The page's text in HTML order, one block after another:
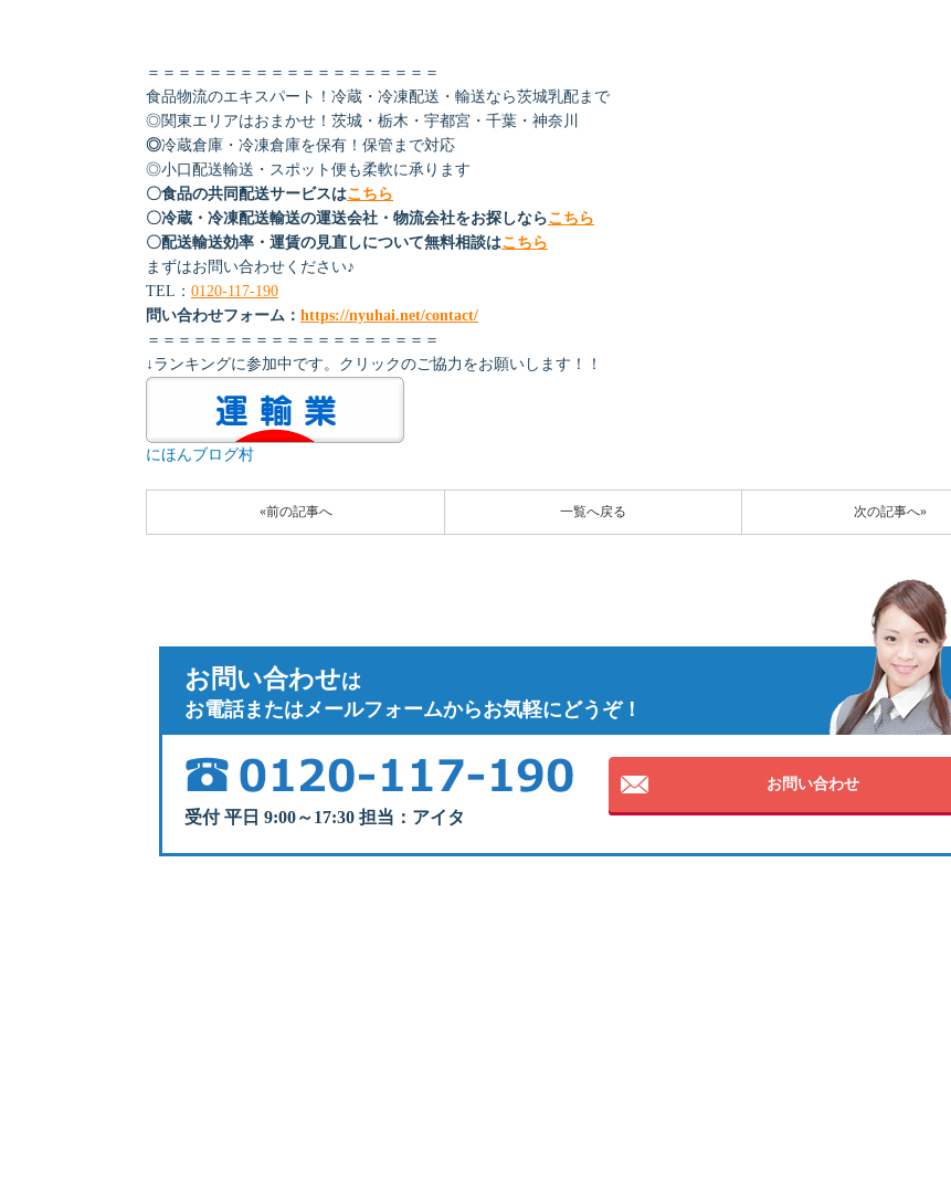
＝＝＝＝＝＝＝＝＝＝＝＝＝＝＝＝＝＝＝
食品物流のエキスパート！冷蔵・冷凍配送・輸送なら茨城乳配まで
◎関東エリアはおまかせ！茨城・栃木・宇都宮・千葉・神奈川
◎冷蔵倉庫・冷凍倉庫を保有！保管まで対応
◎小口配送輸送・スポット便も柔軟に承ります
〇食品の共同配送サービスはこちら
〇冷蔵・冷凍配送輸送の運送会社・物流会社をお探しならこちら
〇配送輸送効率・運賃の見直しについて無料相談はこちら
まずはお問い合わせください♪
TEL： 0120-117-190
問い合わせフォーム： https://nyuhai.net/contact/
＝＝＝＝＝＝＝＝＝＝＝＝＝＝＝＝＝＝＝
↓ランキングに参加中です。クリックのご協力をお願いします！！
にほんブログ村
«前の記事へ 次の記事へ»
一覧へ戻る
お問い合わせは
お電話またはメールフォームからお気軽にどうぞ！
受付 平日 9:00～17:30 担当：アイタ
お問い合わせ